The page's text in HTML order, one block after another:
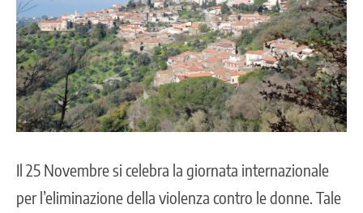
Il 25 Novembre si celebra la giornata internazionale
per l’eliminazione della violenza contro le donne. Tale